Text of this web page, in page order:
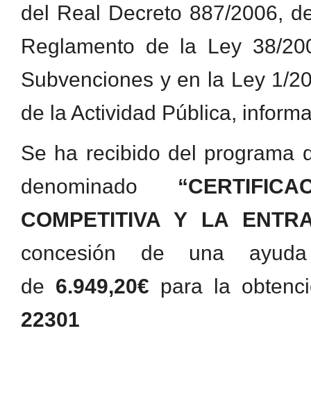
del Real Decreto 887/2006,
Reglamento de la Ley 38/
Subvenciones y en la Ley 1/
de la Actividad Pública,
Se ha recibido del programa
denominado
COMPETITIVA Y LA
concesión de una
de 6.949,20€ para la
22301